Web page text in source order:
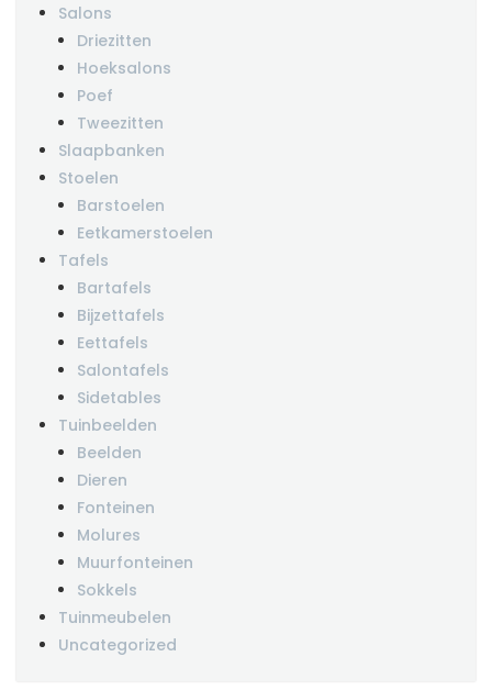
Salons
Driezitten
Hoeksalons
Poef
Tweezitten
Slaapbanken
Stoelen
Barstoelen
Eetkamerstoelen
Tafels
Bartafels
Bijzettafels
Eettafels
Salontafels
Sidetables
Tuinbeelden
Beelden
Dieren
Fonteinen
Molures
Muurfonteinen
Sokkels
Tuinmeubelen
Uncategorized